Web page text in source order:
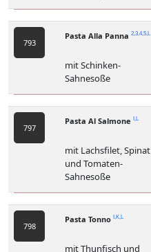
793
Pasta Alla Panna 2,3,4,5,L
mit Schinken-
Sahnesoße
797
Pasta Al Salmone I,L
mit Lachsfilet, Spinat
und Tomaten-
Sahnesoße
798
Pasta Tonno I,K,L
mit Thunfisch und